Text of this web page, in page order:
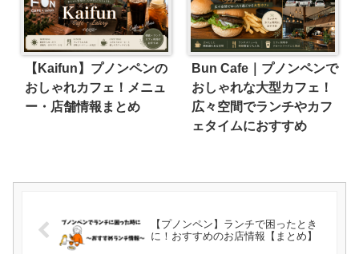
【Kaifun】プノンペンの
おしゃれカフェ！メニュ
ー・店舗情報まとめ
Bun Cafe｜プノンペンで
おしゃれな大型カフェ！
広々空間でランチやカフ
ェタイムにおすすめ
【プノンペン】ランチで困ったとき
に！おすすめのお店情報【まとめ】